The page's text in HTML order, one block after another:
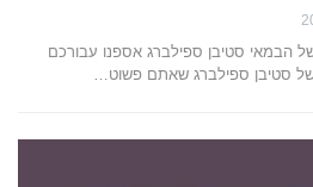
הבמאי סטיבן ספילברג אספנו עבורכם